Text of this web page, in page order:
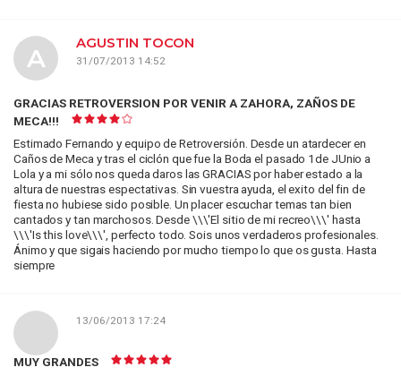
AGUSTIN TOCON
31/07/2013 14:52
A
GRACIAS RETROVERSION POR VENIR A ZAHORA, ZAÑOS DE
MECA!!!
Estimado Fernando y equipo de Retroversión. Desde un atardecer en
Caños de Meca y tras el ciclón que fue la Boda el pasado 1de JUnio a
Lola y a mi sólo nos queda daros las GRACIAS por haber estado a la
altura de nuestras espectativas. Sin vuestra ayuda, el exito del fin de
fiesta no hubiese sido posible. Un placer escuchar temas tan bien
cantados y tan marchosos. Desde \\\'El sitio de mi recreo\\\' hasta
\\\'Is this love\\\', perfecto todo. Sois unos verdaderos profesionales.
Ánimo y que sigais haciendo por mucho tiempo lo que os gusta. Hasta
siempre
13/06/2013 17:24
MUY GRANDES